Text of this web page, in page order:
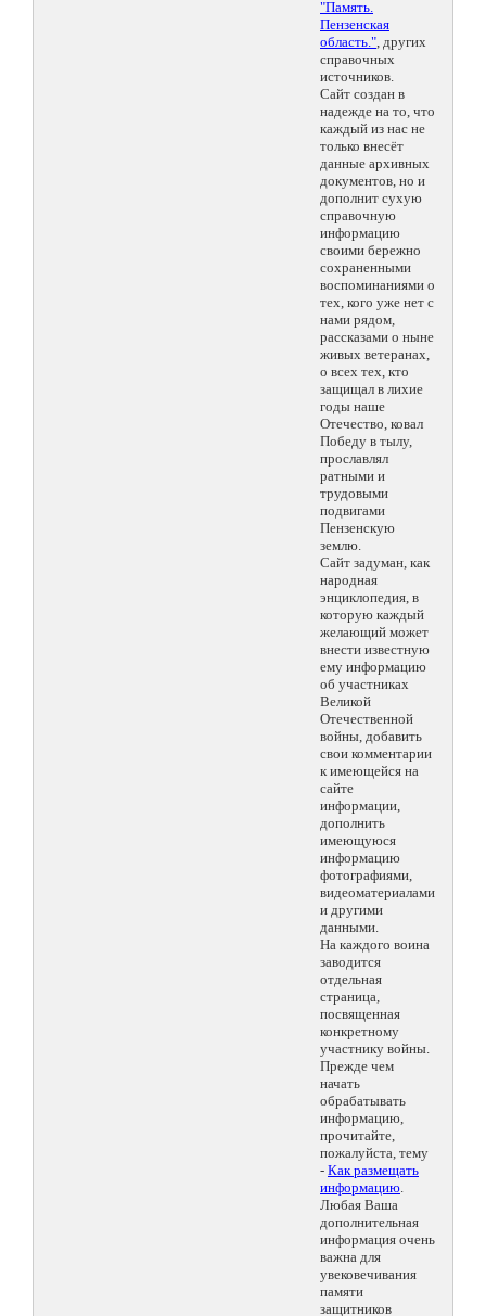
"Память.
Пензенская
область.", других
справочных
источников.
Сайт создан в
надежде на то, что
каждый из нас не
только внесёт
данные архивных
документов, но и
дополнит сухую
справочную
информацию
своими бережно
сохраненными
воспоминаниями о
тех, кого уже нет с
нами рядом,
рассказами о ныне
живых ветеранах,
о всех тех, кто
защищал в лихие
годы наше
Отечество, ковал
Победу в тылу,
прославлял
ратными и
трудовыми
подвигами
Пензенскую
землю.
Сайт задуман, как
народная
энциклопедия, в
которую каждый
желающий может
внести известную
ему информацию
об участниках
Великой
Отечественной
войны, добавить
свои комментарии
к имеющейся на
сайте
информации,
дополнить
имеющуюся
информацию
фотографиями,
видеоматериалами
и другими
данными.
На каждого воина
заводится
отдельная
страница,
посвященная
конкретному
участнику войны.
Прежде чем
начать
обрабатывать
информацию,
прочитайте,
пожалуйста, тему
- Как размещать
информацию.
Любая Ваша
дополнительная
информация очень
важна для
увековечивания
памяти
защитников